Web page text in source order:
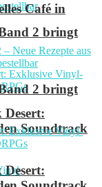
2 bringt
Soundtrack
Café in
2 bringt